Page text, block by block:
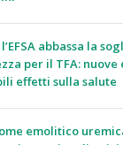
l’EFSA abbassa la
per il TFA: nuove
effetti sulla salute
emolitico